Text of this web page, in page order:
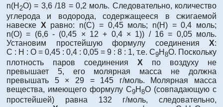
n(Н 2О) = 3,6 /18 = 0,2 моль. Следовательно, количество
углерода и водорода, содержащееся в сжигаемой
навеске Х равно: n(С) = 0,45 моль; n(Н) = 0,4 моль;
n(О) = (6,6 - (0,45 × 12 + 0,4 × 1)) / 16 = 0,05 моль.
Установим простейшую формулу соединения Х:
С : Н : О = 0,45 : 0,4 : 0,05 = 9 : 8 : 1, т.е. С9Н 8О. Поскольку
плотность паров соединения Х по воздуху не
превышает 5, его молярная масса не должна
превышать 5 × 29 = 145 г/моль. Молярная масса
вещества, имеющего формулу С9Н 8О (совпадающую с
простейшей) равна 132 г/моль, следовательно,